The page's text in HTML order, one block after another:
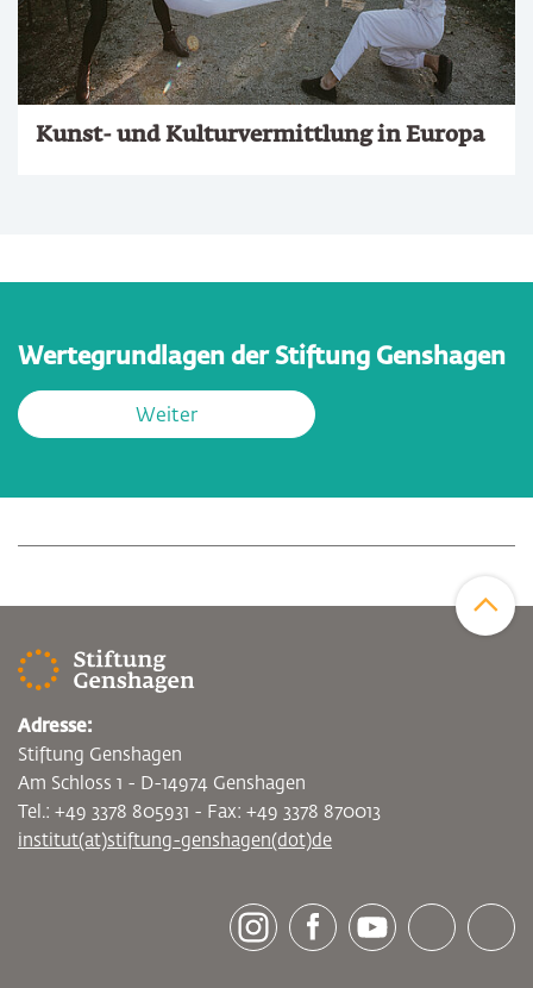
Kunst- und Kulturvermittlung in Europa
Wertegrundlagen der Stiftung Genshagen
Weiter
[socialLinksTitle]
Adresse:
Stiftung Genshagen
Am Schloss 1 - D-14974 Genshagen
Tel.: +49 3378 805931 - Fax: +49 3378 870013
institut(at)stiftung-genshagen(dot)de